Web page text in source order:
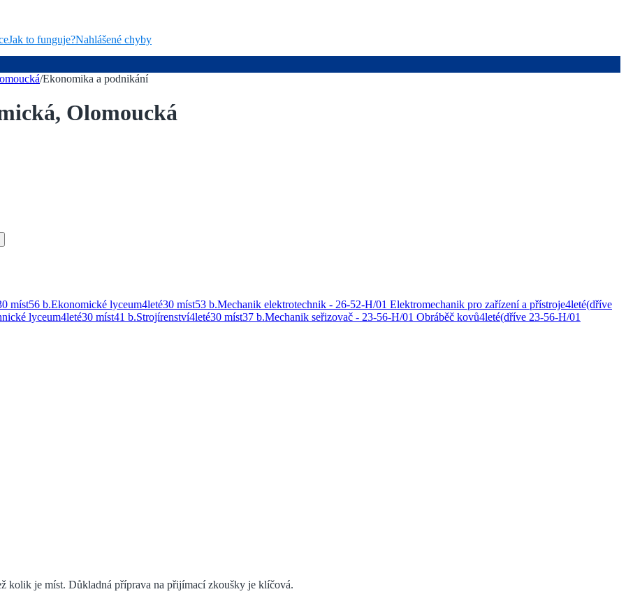
Jak to funguje?Nahlášené chyby
/Ekonomika a podnikání
Olomoucká
míst56 b.Ekonomické lyceum4leté30 míst53 b.Mechanik elektrotechnik - 26-52-H/01 Elektromechanik pro zařízení a přístroje4leté(dříve
lyceum4leté30 míst41 b.Strojírenství4leté30 míst37 b.Mechanik seřizovač - 23-56-H/01 Obráběč kovů4leté(dříve 23-56-H/01
kolik je míst. Důkladná příprava na přijímací zkoušky je klíčová.